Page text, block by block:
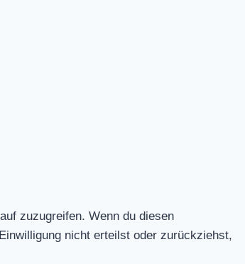
zuzugreifen. Wenn du diesen
nicht erteilst oder zurückziehst,